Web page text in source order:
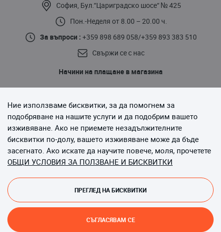
София, Бул.“Цариградско шосе“ № 425
Пон.-Неделя от 8.00 – 20.00 ч.
За въпроси : +359 898 689 058/+359 893 383 510
Свържи се с нас
Начини на плащане в магазина
Copyright © 2013-до момента Magento, Inc. Всички права
Онлайн магазин от
Ние използваме бисквитки, за да помогнем за
подобряване на нашите услуги и да подобрим вашето
изживяване. Ако не приемете незадължителните
бисквитки по-долу, вашето изживяване може да бъде
засегнато. Ако искате да научите повече, моля, прочетете
ОБЩИ УСЛОВИЯ ЗА ПОЛЗВАНЕ И БИСКВИТКИ
СЪГЛАСЯВАМ СЕ
ПРЕГЛЕД НА БИСКВИТКИ